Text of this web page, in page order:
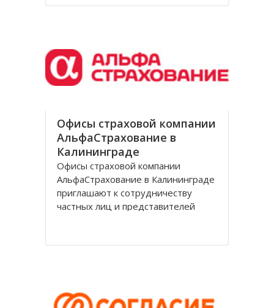
широты, в самых суровых условиях
Офисы страховой компании
АльфаСтрахование в
Калининграде
Офисы страховой компании
АльфаСтрахование в Калининграде
приглашают к сотрудничеству
частных лиц и представителей
крупнейшим российским
страховую группу